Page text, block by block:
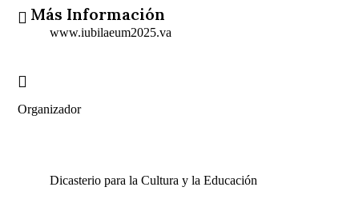
Más Información
www.iubilaeum2025.va
Organizador
Dicasterio para la Cultura y la Educación